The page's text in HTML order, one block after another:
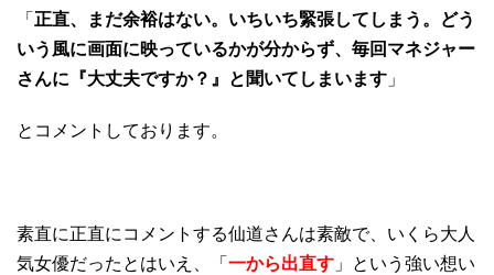
「 正直、まだ余裕はない。いちいち緊張してしまう。どう
いう風に画面に映っているかが分からず、毎回マネジャー
さんに『大丈夫ですか？』と聞いてしまいます 」
とコメントしております。
素直に正直にコメントする仙道さんは素敵で、いくら大人
気女優だったとはいえ、「 一から出直す 」という強い想い